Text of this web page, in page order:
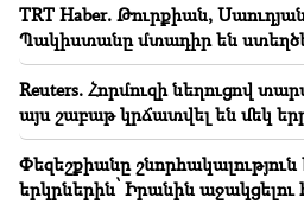
18:08
Մեկ ամսում՝ ավելի քան 400
պահեստ․ հարյուրավոր
17:09
Պատկերացնու՞մ եք՝ Հռոմի
դատարան. Արթուր
TRT Haber. Թուրքիան,
Պակիստանը մտադիր են
Reuters. Հորմուզի նեղուցով
այս շաբաթ կրճատվել են մեկ
Փեզեշքիանը
երկրներին՝ Իրանին